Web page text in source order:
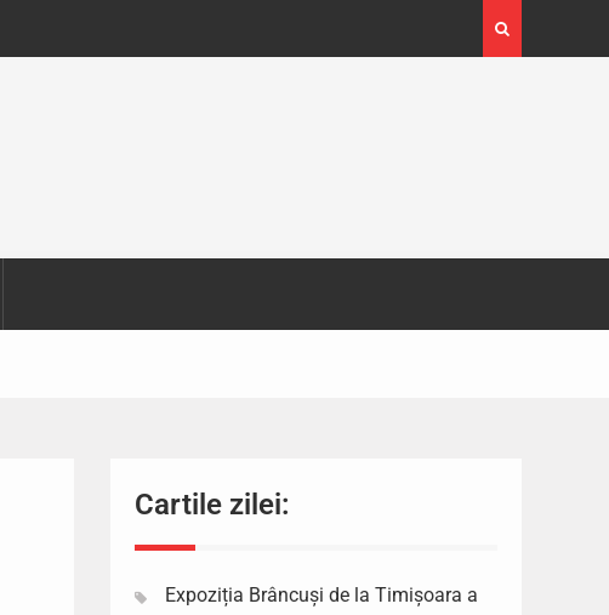
Expoziția Brâncuși de la Timișoara a atras peste
130.000 de vizitatori
Cartile zilei:
Expoziția Brâncuși de la Timișoara a